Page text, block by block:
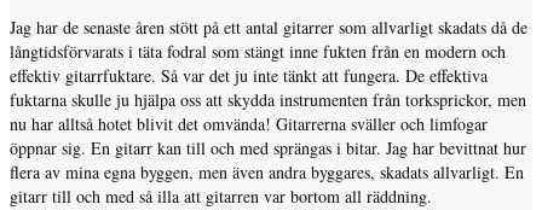
Jag har de senaste åren stött på ett antal gitarrer som allvarligt skadats då de
långtidsförvarats i täta fodral som stängt inne fukten från en modern och
effektiv gitarrfuktare. Så var det ju inte tänkt att fungera. De effektiva
fuktarna skulle ju hjälpa oss att skydda instrumenten från torksprickor, men
nu har alltså hotet blivit det omvända! Gitarrerna sväller och limfogar
öppnar sig. En gitarr kan till och med sprängas i bitar. Jag har bevittnat hur
flera av mina egna byggen, men även andra byggares, skadats allvarligt. En
gitarr till och med så illa att gitarren var bortom all räddning.